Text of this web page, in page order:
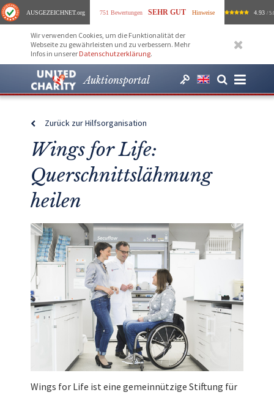
AUSGEZEICHNET.org 751 Bewertungen SEHR GUT Hinweise 4.93 /
Wir verwenden Cookies, um die Funktionalität der
Webseite zu gewährleisten und zu verbessern. Mehr
Infos in unserer Datenschutzerklärung.
Auktionsportal
Zurück zur Hilfsorganisation
Wings for Life:
Querschnittslähmung
heilen
Wings for Life ist eine gemeinnützige Stiftung für